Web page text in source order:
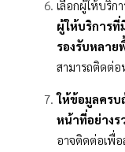
เลือกผู้ให้บริก
ผู้ให้บริการ
รองรับหลาย
สามารถติดต่อ
ให้ข้อมูลครบ
หน้าที่อย่างร
อาจติดต่อเพื่